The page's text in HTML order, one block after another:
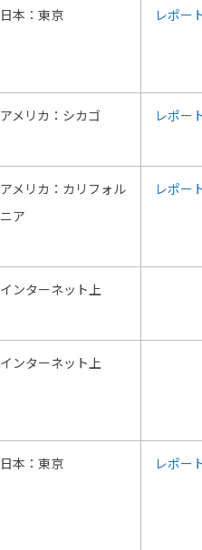
日本：東京 レポー
アメリカ：シカゴ レポー
アメリカ：カリフォル
ニア
レポー
インターネット上
インターネット上
日本：東京 レポー